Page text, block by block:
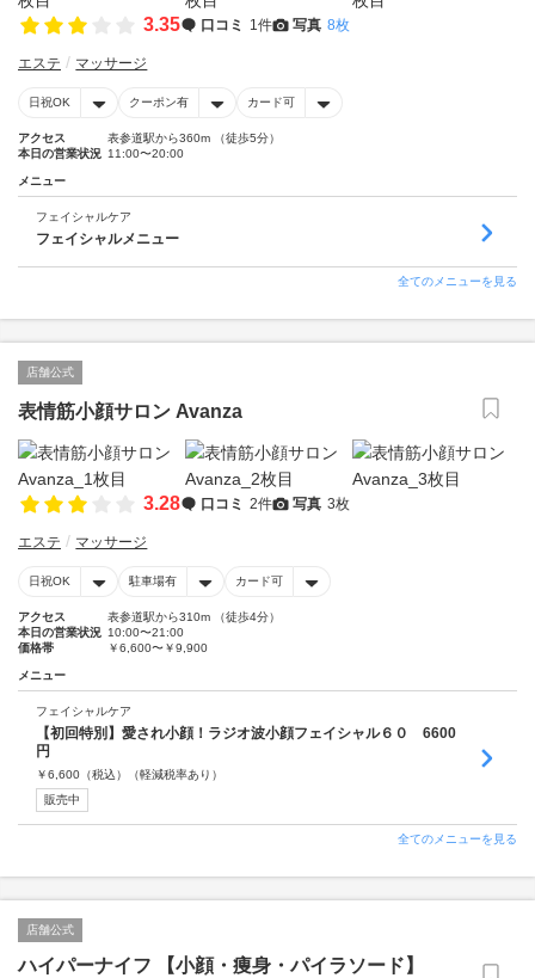
3.35 口コミ 1件 写真 8枚
エステ マッサージ
日祝OK クーポン有 カード可
アクセス
表参道駅から360m （徒歩5分）
本日の営業状況 11:00〜20:00
メニュー
フェイシャルケア
フェイシャルメニュー
全てのメニューを見る
店舗公式
表情筋小顔サロン Avanza
3.28 口コミ 2件 写真 3枚
エステ マッサージ
日祝OK 駐車場有 カード可
アクセス
表参道駅から310m （徒歩4分）
本日の営業状況 10:00〜21:00
価格帯
￥6,600〜￥9,900
メニュー
フェイシャルケア
【初回特別】愛され小顔！ラジオ波小顔フェイシャル６０ 6600
円
￥6,600 （税込）
（軽減税率あり）
販売中
全てのメニューを見る
店舗公式
ハイパーナイフ 【小顔・痩身・パイラソード】